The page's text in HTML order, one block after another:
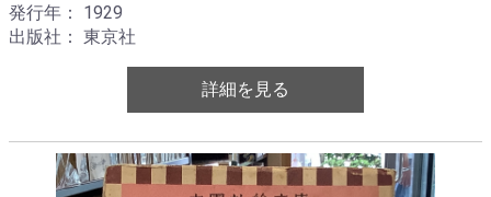
発行年： 1929
出版社： 東京社
詳細を見る